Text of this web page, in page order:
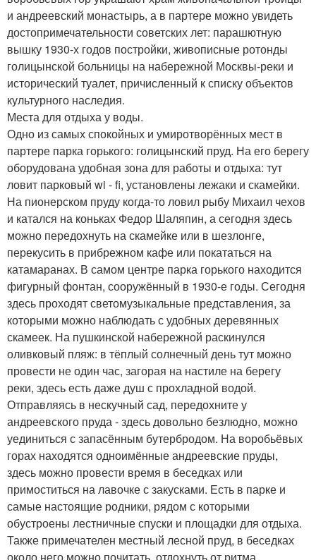
и андреевский монастырь, а в партере можно увидеть
достопримечательности советских лет: парашютную
вышку 1930-х годов постройки, живописные ротонды
голицынской больницы на набережной Москвы-реки и
исторический туалет, причисленный к списку объектов
культурного наследия.
Места для отдыха у воды.
Одно из самых спокойных и умиротворённых мест в
партере парка горького: голицынский пруд. На его берегу
оборудована удобная зона для работы и отдыха: тут
ловит парковый wi - fi, установлены лежаки и скамейки.
На пионерском пруду когда-то ловил рыбу Михаил чехов
и катался на коньках Федор Шаляпин, а сегодня здесь
можно передохнуть на скамейке или в шезлонге,
перекусить в прибрежном кафе или покататься на
катамаранах. В самом центре парка горького находится
фигурный фонтан, сооружённый в 1930-е годы. Сегодня
здесь проходят светомузыкальные представления, за
которыми можно наблюдать с удобных деревянных
скамеек. На пушкинской набережной раскинулся
оливковый пляж: в тёплый солнечный день тут можно
провести не один час, загорая на настиле на берегу
реки, здесь есть даже душ с прохладной водой.
Отправляясь в нескучный сад, передохните у
андреевского пруда - здесь довольно безлюдно, можно
уединиться с запасённым бутербродом. На воробьёвых
горах находятся одноимённые андреевские пруды,
здесь можно провести время в беседках или
примоститься на лавочке с закусками. Есть в парке и
самые настоящие родники, рядом с которыми
обустроены лестничные спуски и площадки для отдыха.
Также примечателен местный лесной пруд, в беседках